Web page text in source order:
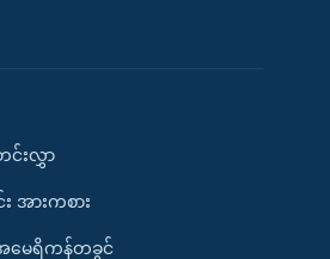
င်းလွှာ
ားကစား
ေရိကန်တခွင်